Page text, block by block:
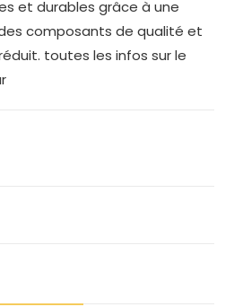
et durables grâce à une
composants de qualité et
toutes les infos sur le